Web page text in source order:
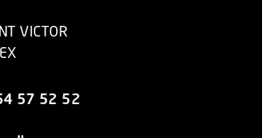
VICTOR
57 52 52